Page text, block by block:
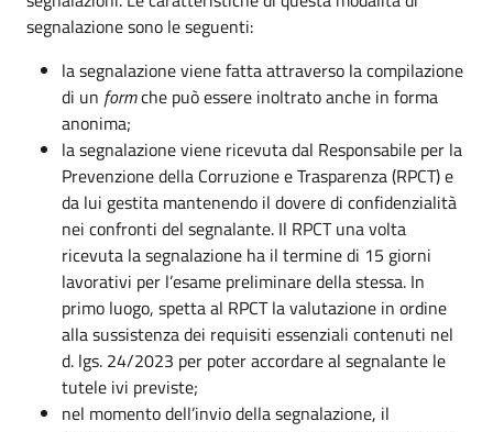
segnalazione sono le seguenti:
la segnalazione viene fatta attraverso la compilazione
di un formche può essere inoltrato anche in forma
anonima;
la segnalazione viene ricevuta dal Responsabile per la
Prevenzione della Corruzione e Trasparenza (RPCT) e
da lui gestita mantenendo il dovere di confidenzialità
nei confronti del segnalante. Il RPCT una volta
ricevuta la segnalazione ha il termine di 15 giorni
lavorativi per l’esame preliminare della stessa. In
primo luogo, spetta al RPCT la valutazione in ordine
alla sussistenza dei requisiti essenziali contenuti nel
d. lgs. 24/2023 per poter accordare al segnalante le
tutele ivi previste;
nel momento dell’invio della segnalazione, il